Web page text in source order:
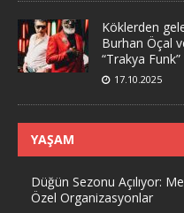
Köklerden
Burhan Öçal
“Trakya Funk”
17.10.2025
YAŞAM
Düğün Sezonu Açılıyor:
Özel Organizasyonlar